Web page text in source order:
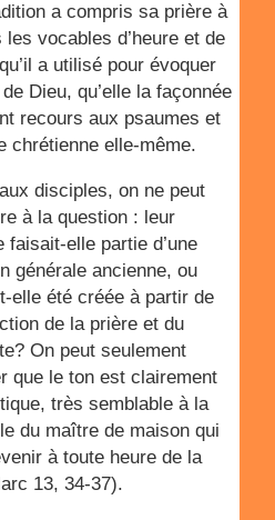
a compris sa prière à
les vocables d’heure et de
a utilisé pour évoquer
Dieu, qu’elle la façonnée
recours aux psaumes et
chrétienne elle-même.
disciples, on ne peut
à la question : leur
faisait-elle partie d’une
générale ancienne, ou
elle été créée à partir de
de la prière et du
On peut seulement
que le ton est clairement
très semblable à la
du maître de maison qui
à toute heure de la
13, 34-37).